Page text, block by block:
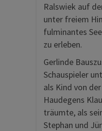
Ralswiek auf
unter freiem
fulminantes
zu erleben.
Gerlinde
Schauspieler
als Kind von
Haudegens
träumte, als
Stephan und